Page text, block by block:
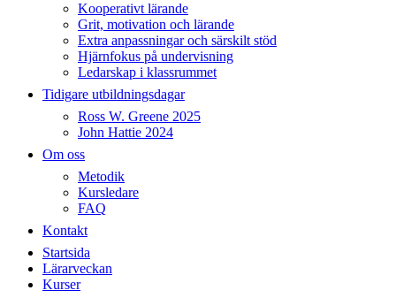
Kooperativt lärande
Grit, motivation och lärande
Extra anpassningar och särskilt stöd
Hjärnfokus på undervisning
Ledarskap i klassrummet
Tidigare utbildningsdagar
Ross W. Greene 2025
John Hattie 2024
Om oss
Metodik
Kursledare
FAQ
Kontakt
Startsida
Lärarveckan
Kurser